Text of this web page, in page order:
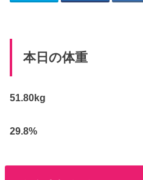
本日の体重
51.80kg
29.8%